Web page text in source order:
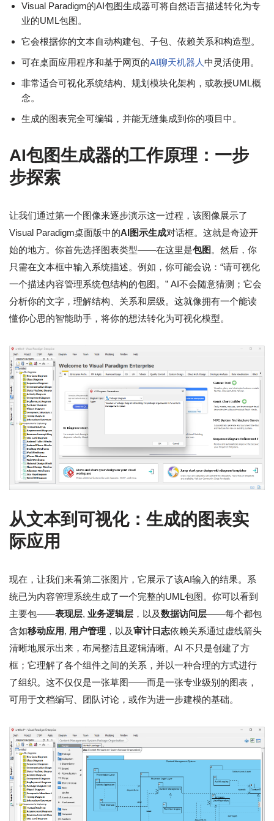
Visual Paradigm的AI包图生成器可将自然语言描述转化为专
业的UML包图。
它会根据你的文本自动构建包、子包、依赖关系和构造型。
可在桌面应用程序和基于网页的AI聊天机器人中灵活使用。
非常适合可视化系统结构、规划模块化架构，或教授UML概
念。
生成的图表完全可编辑，并能无缝集成到你的项目中。
AI包图生成器的工作原理：一步
步探索
让我们通过第一个图像来逐步演示这一过程，该图像展示了
Visual Paradigm桌面版中的AI图示生成对话框。这就是奇迹开
始的地方。你首先选择图表类型——在这里是包图 。然后，你
只需在文本框中输入系统描述。例如，你可能会说：“请可视化
一个描述内容管理系统包结构的包图。” AI不会随意猜测；它会
分析你的文字，理解结构、关系和层级。这就像拥有一个能读
懂你心思的智能助手，将你的想法转化为可视化模型。
从文本到可视化：生成的图表实
际应用
现在，让我们来看第二张图片，它展示了该AI输入的结果。系
统已为内容管理系统生成了一个完整的UML包图。你可以看到
主要包——表现层, 业务逻辑层 ，以及数据访问层——每个都包
含如移动应用, 用户管理 ，以及审计日志依赖关系通过虚线箭头
清晰地展示出来，布局整洁且逻辑清晰。AI 不只是创建了方
框；它理解了各个组件之间的关系，并以一种合理的方式进行
了组织。这不仅仅是一张草图——而是一张专业级别的图表，
可用于文档编写、团队讨论，或作为进一步建模的基础。